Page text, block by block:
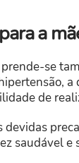
a
se
de
devidas
saudável e